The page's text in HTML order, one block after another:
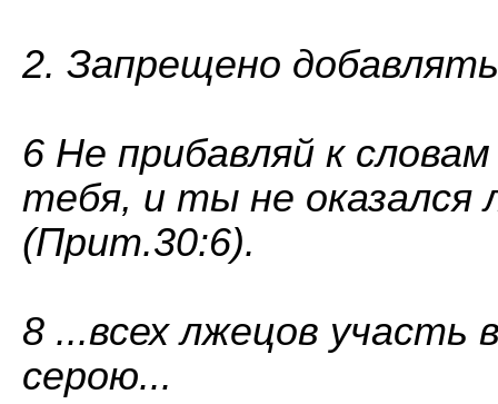
2. Запрещено
6 Не прибавляй к
тебя, и ты не оказался
(Прит.30:6).
8 ...всех лжецов участь
серою...